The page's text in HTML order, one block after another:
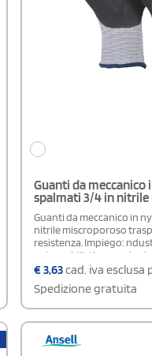
Guanti da meccanico
spalmati 3/4 in
Guanti da meccanico in
nitrile miscroporoso
resistenza. Impiego:
automobilistica,
assemblaggio di piccoli
che richiedono sensibilità
metalmeccanica,
trasporto di oli, lavori di
€3,63cad. iva esclusa
Spedizione gratuita